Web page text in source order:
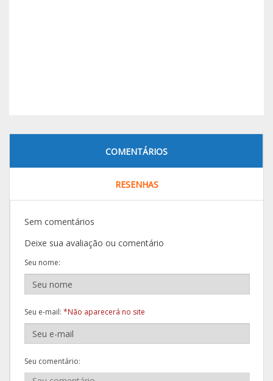
COMENTÁRIOS
RESENHAS
Sem comentários
Deixe sua avaliação ou comentário
Seu nome:
Seu e-mail: *Não aparecerá no site
Seu comentário: